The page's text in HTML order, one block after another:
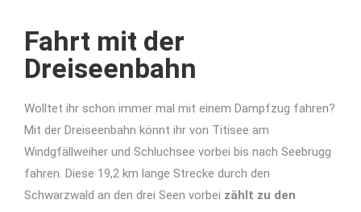
Fahrt mit der
Dreiseenbahn
Wolltet ihr schon immer mal mit einem Dampfzug fahren?
Mit der Dreiseenbahn könnt ihr von Titisee am
Windgfällweiher und Schluchsee vorbei bis nach Seebrugg
fahren. Diese 19,2 km lange Strecke durch den
Schwarzwald an den drei Seen vorbei zählt zu den